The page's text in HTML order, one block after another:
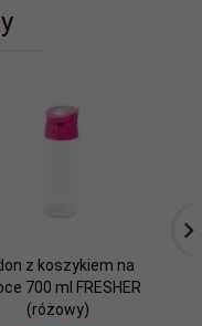
z koszykiem na
700 ml FRESHER
(różowy)